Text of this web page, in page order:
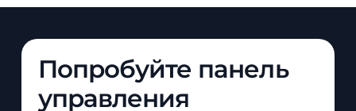
Попробуйте панель
управления